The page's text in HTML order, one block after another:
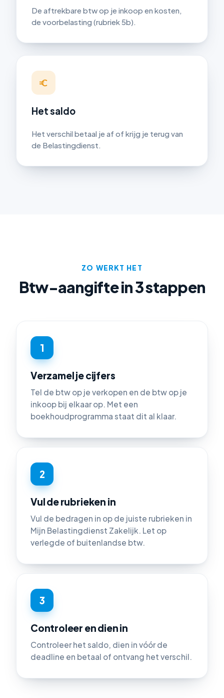
De aftrekbare btw op je inkoop en kosten,
de voorbelasting (rubriek 5b).
Het saldo
Het verschil betaal je af of krijg je terug van
de Belastingdienst.
ZO WERKT HET
Btw-aangifte in 3 stappen
1
Verzamel je cijfers
Tel de btw op je verkopen en de btw op je
inkoop bij elkaar op. Met een
boekhoudprogramma staat dit al klaar.
2
Vul de rubrieken in
Vul de bedragen in op de juiste rubrieken in
Mijn Belastingdienst Zakelijk. Let op
verlegde of buitenlandse btw.
3
Controleer en dien in
Controleer het saldo, dien in vóór de
deadline en betaal of ontvang het verschil.